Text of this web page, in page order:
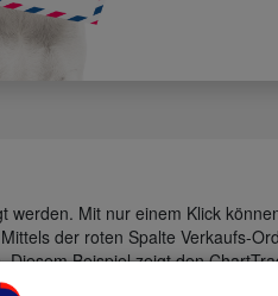
werden. Mit nur einem Klick
der roten Spalte Verkaufs-
Beispiel zeigt den